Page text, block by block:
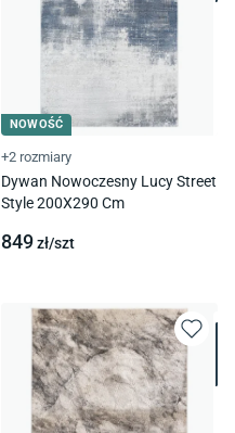
NOWOŚĆ
+2 rozmiary
Dywan Nowoczesny Lucy Street
Style 200X290 Cm
849zł/szt